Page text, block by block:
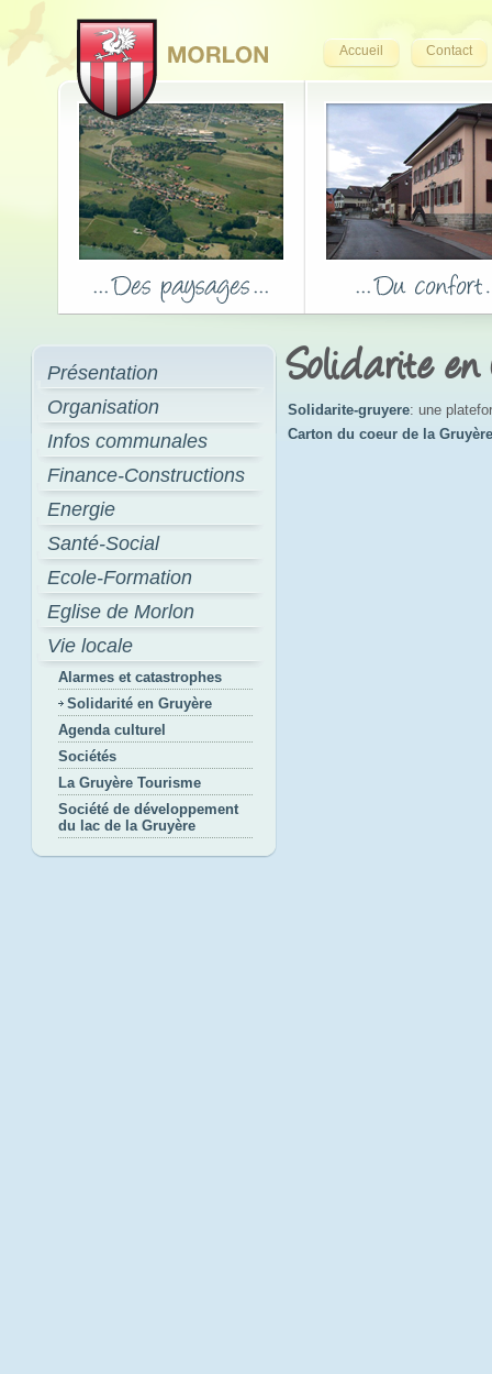
Accueil Contact
Présentation
Organisation
Infos communales
Finance-Constructions
Energie
Santé-Social
Ecole-Formation
Eglise de Morlon
Vie locale
Alarmes et catastrophes
Solidarité en Gruyère
Agenda culturel
Sociétés
La Gruyère Tourisme
Société de développement
du lac de la Gruyère
Solidarite en
Solidarite-gruyere: une
Carton du coeur de la Gruyère